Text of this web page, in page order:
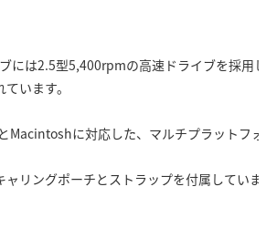
には2.5型5,400rpmの高速ドライブを採用し
います。
Macintoshに対応した、マルチプラットフォ
ャリングポーチとストラップを付属していま